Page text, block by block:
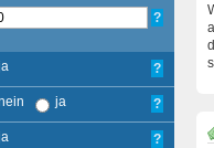
?
?
ja ?
?